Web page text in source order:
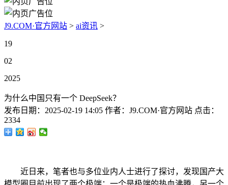
J9.COM·官方网站 > ai资讯 >
19
02
2025
为什么中国只有一个 DeepSeek？
发布日期： 2025-02-19 14:05 作者： J9.COM·官方网站 点击：
2334
近日来，笔者也与多位业内人士进行了探讨，发现国产大